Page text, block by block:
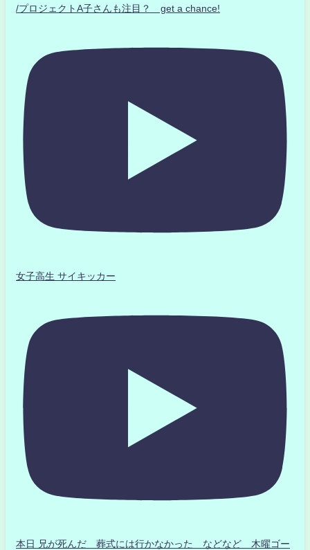
/プロジェクトA子さんも注目？ get a chance!
女子高生 サイキッカー
本日 兄が死んだ 葬式には行かなかった などなど 木曜ゴー